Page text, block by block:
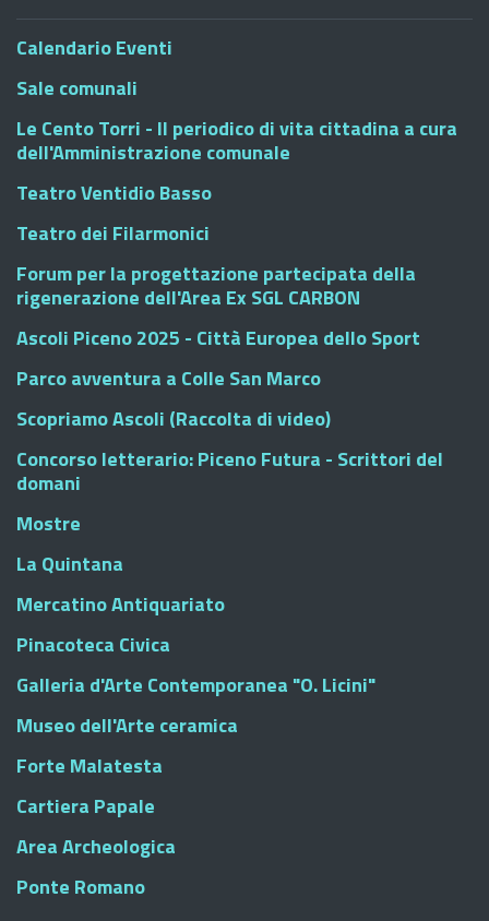
Calendario Eventi
Sale comunali
Le Cento Torri - Il periodico di vita cittadina a cura
dell'Amministrazione comunale
Teatro Ventidio Basso
Teatro dei Filarmonici
Forum per la progettazione partecipata della
rigenerazione dell'Area Ex SGL CARBON
Ascoli Piceno 2025 - Città Europea dello Sport
Parco avventura a Colle San Marco
Scopriamo Ascoli (Raccolta di video)
Concorso letterario: Piceno Futura - Scrittori del
domani
Mostre
La Quintana
Mercatino Antiquariato
Pinacoteca Civica
Galleria d'Arte Contemporanea "O. Licini"
Museo dell'Arte ceramica
Forte Malatesta
Cartiera Papale
Area Archeologica
Ponte Romano